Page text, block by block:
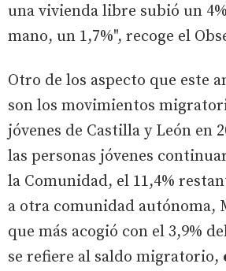
una vivienda libre subió un
mano, un 1,7%", recoge el
Otro de los aspecto que este
son los movimientos
jóvenes de Castilla y León en
las personas jóvenes
la Comunidad, el 11,4%
a otra comunidad autónoma,
que más acogió con el 3,9%
se refiere al saldo migratorio,